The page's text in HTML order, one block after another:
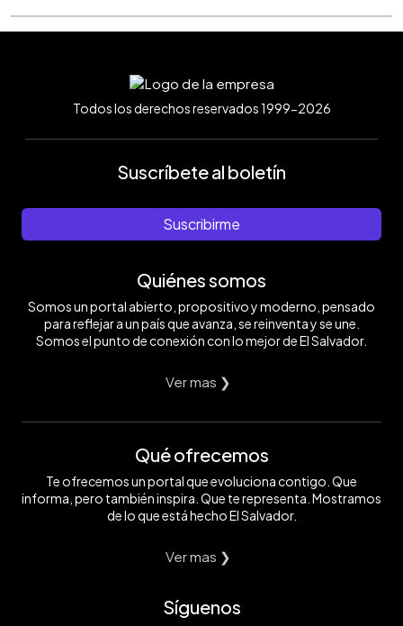
Todos los derechos reservados 1999-2026
Suscríbete al boletín
Suscribirme
Quiénes somos
Somos un portal abierto, propositivo y moderno, pensado
para reflejar a un país que avanza, se reinventa y se une.
Somos el punto de conexión con lo mejor de El Salvador.
Ver mas ❯
Qué ofrecemos
Te ofrecemos un portal que evoluciona contigo. Que
informa, pero también inspira. Que te representa. Mostramos
de lo que está hecho El Salvador.
Ver mas ❯
Síguenos